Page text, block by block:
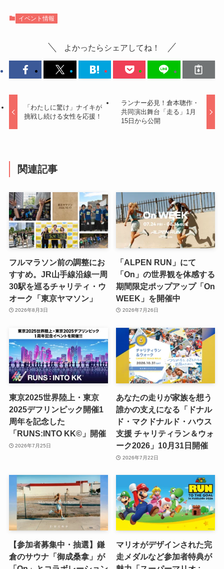
イベント情報
よかったらシェアしてね！
「わたしに驚け」ナイキが
挑戦し続ける女性を応援！
ランナー必見！倉本聰作・
共同演出舞台「走る」1月
15日から公開
関連記事
フルマラソン前の調整にお
すすめ。JR山手線沿線一周
30駅を巡るチャリティ・ウ
オーク「東京ヤマソン」
2026年8月3日
「ALPEN RUN」にて
「On」の世界観を体感する
期間限定ポップアップ「On
WEEK」を開催中
2026年7月26日
東京2025世界陸上・東京
2025デフリンピック開催1
周年を記念した
「RUNS:INTO KK©」開催
2026年7月25日
あなたの走りが家族を想う
誰かの支えになる「ドナル
ド・マクドナルド・ハウス
支援 チャリティラン＆ウォ
ーク2026」10月31日開催
2026年7月22日
【参加者募集中・抽選】鎌
倉のサウナ「御成桑拿」が
マリオがデザインされた完
走メダルなど参加者特典が